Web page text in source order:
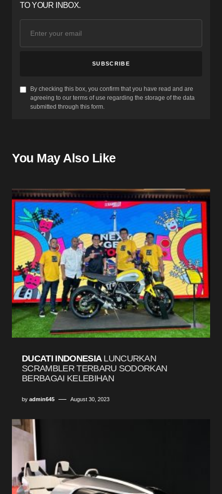
TO YOUR INBOX.
SUBSCRIBE
By checking this box, you confirm that you have read and are
agreeing to our terms of use regarding the storage of the data
submitted through this form.
You May Also Like
DUCATI INDONESIA LUNCURKAN
SCRAMBLER TERBARU SODORKAN
BERBAGAI KELEBIHAN
by admin645 August 30, 2023